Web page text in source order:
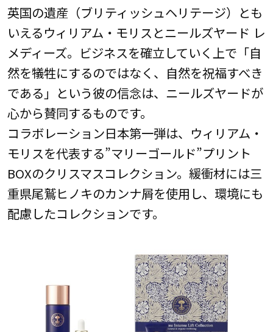
英国の遺産（ブリティッシュヘリテージ）とも
いえるウィリアム・モリスとニールズヤード レ
メディーズ。ビジネスを確立していく上で「自
然を犠牲にするのではなく、自然を祝福すべき
である」という彼の信念は、ニールズヤードが
心から賛同するものです。
コラボレーション日本第一弾は、ウィリアム・
モリスを代表する”マリーゴールド”プリント
BOXのクリスマスコレクション。緩衝材には三
重県尾鷲ヒノキのカンナ屑を使用し、環境にも
配慮したコレクションです。